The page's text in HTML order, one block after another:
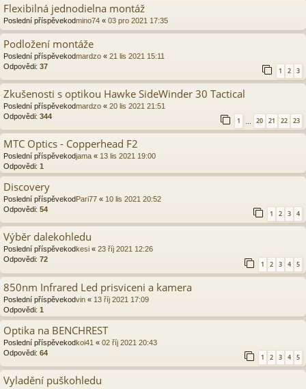
Flexibilná jednodielna montáž
Poslední příspěvekodmino74 « 03 pro 2021 17:35
Podložení montáže
Poslední příspěvekodmardzo « 21 lis 2021 15:11
Odpovědi: 37
1 2 3
Zkušenosti s optikou Hawke SideWinder 30 Tactical
Poslední příspěvekodmardzo « 20 lis 2021 21:51
Odpovědi: 344
1 … 20 21 22 23
MTC Optics - Copperhead F2
Poslední příspěvekodjama « 13 lis 2021 19:00
Odpovědi: 1
Discovery
Poslední příspěvekodPari77 « 10 lis 2021 20:52
Odpovědi: 54
1 2 3 4
Výběr dalekohledu
Poslední příspěvekodkesi « 23 říj 2021 12:26
Odpovědi: 72
1 2 3 4 5
850nm Infrared Led prisviceni a kamera
Poslední příspěvekodvin « 13 říj 2021 17:09
Odpovědi: 1
Optika na BENCHREST
Poslední příspěvekodkoi41 « 02 říj 2021 20:43
Odpovědi: 64
1 2 3 4 5
Vyladění puškohledu